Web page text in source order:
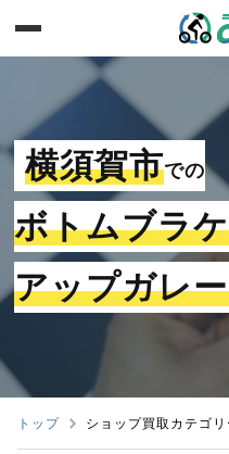
横須賀市での
ボトムブラ
アップガレ
トップ ショップ買取カテゴリ